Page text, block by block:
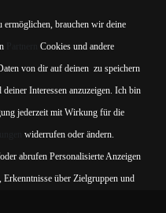
ermöglichen, brauchen wir deine
Cookies und andere
von dir auf deinen zu speichern
Interessen anzuzeigen. Ich bin
jederzeit mit Wirkung für die
widerrufen oder ändern.
abrufen Personalisierte Anzeigen
über Zielgruppen und